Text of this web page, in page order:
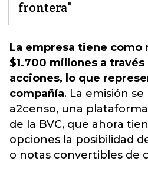
frontera"
La empresa tiene como
$1.700 millones a
acciones, lo que
compañía. La emisión
a2censo, una
de la BVC, que ahora
opciones la posibilidad
o notas convertibles de